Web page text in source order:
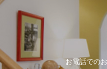
お電話での